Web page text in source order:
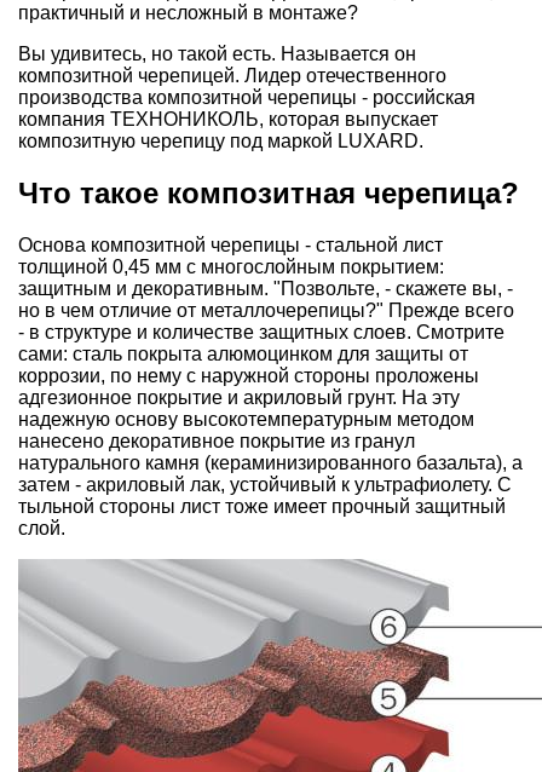
практичный и несложный в монтаже?
Вы удивитесь, но такой есть. Называется он
композитной черепицей. Лидер отечественного
производства композитной черепицы - российская
компания ТЕХНОНИКОЛЬ, которая выпускает
композитную черепицу под маркой LUXARD.
Что такое композитная черепица?
Основа композитной черепицы - стальной лист
толщиной 0,45 мм с многослойным покрытием:
защитным и декоративным. "Позвольте, - скажете вы, -
но в чем отличие от металлочерепицы?" Прежде всего
- в структуре и количестве защитных слоев. Смотрите
сами: сталь покрыта алюмоцинком для защиты от
коррозии, по нему с наружной стороны проложены
адгезионное покрытие и акриловый грунт. На эту
надежную основу высокотемпературным методом
нанесено декоративное покрытие из гранул
натурального камня (кераминизированного базальта), а
затем - акриловый лак, устойчивый к ультрафиолету. С
тыльной стороны лист тоже имеет прочный защитный
слой.